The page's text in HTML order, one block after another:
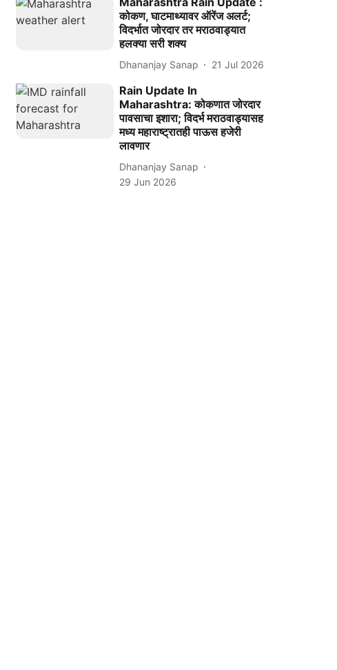
कोकण, घाटमाथ्यावर ऑरेंज अलर्ट;
विदर्भात जोरदार तर मराठवाड्यात
हलक्या सरी शक्य
Dhananjay Sanap 21 Jul 2026
Rain Update In
Maharashtra: कोकणात जोरदार
पावसाचा इशारा; विदर्भ मराठवाड्यासह
मध्य महाराष्ट्रातही पाऊस हजेरी
लावणार
Dhananjay Sanap
29 Jun 2026